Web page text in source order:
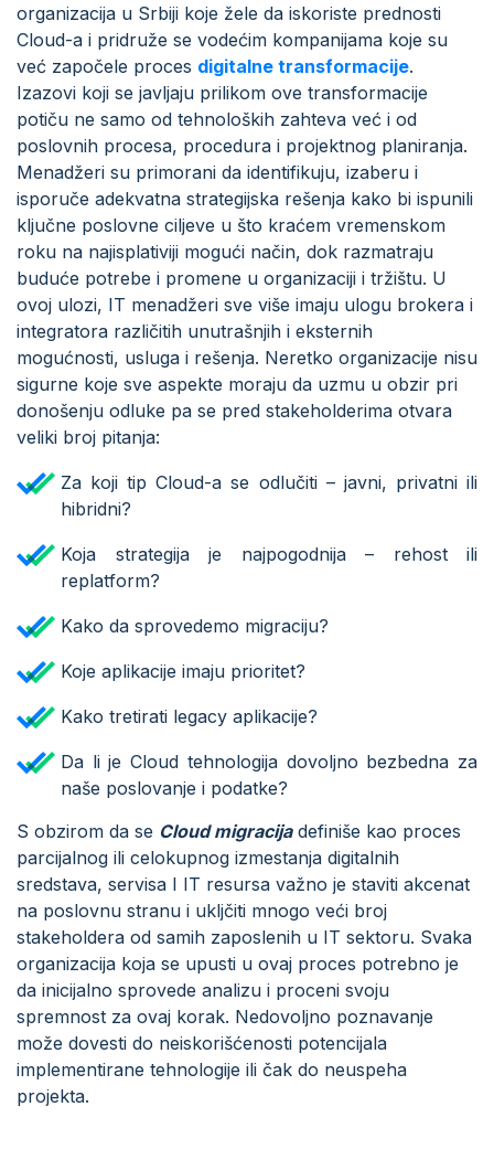
organizacija u Srbiji koje žele da iskoriste prednosti
Cloud-a i pridruže se vodećim kompanijama koje su
već započele proces digitalne transformacije.
Izazovi koji se javljaju prilikom ove transformacije
potiču ne samo od tehnoloških zahteva već i od
poslovnih procesa, procedura i projektnog planiranja.
Menadžeri su primorani da identifikuju, izaberu i
isporuče adekvatna strategijska rešenja kako bi ispunili
ključne poslovne ciljeve u što kraćem vremenskom
roku na najisplativiji mogući način, dok razmatraju
buduće potrebe i promene u organizaciji i tržištu. U
ovoj ulozi, IT menadžeri sve više imaju ulogu brokera i
integratora različitih unutrašnjih i eksternih
mogućnosti, usluga i rešenja. Neretko organizacije nisu
sigurne koje sve aspekte moraju da uzmu u obzir pri
donošenju odluke pa se pred stakeholderima otvara
veliki broj pitanja:
Za koji tip Cloud-a se odlučiti – javni, privatni ili
hibridni?
Koja strategija je najpogodnija – rehost ili
replatform?
Kako da sprovedemo migraciju?
Koje aplikacije imaju prioritet?
Kako tretirati legacy aplikacije?
Da li je Cloud tehnologija dovoljno bezbedna za
naše poslovanje i podatke?
S obzirom da se Cloud migracija definiše kao proces
parcijalnog ili celokupnog izmestanja digitalnih
sredstava, servisa I IT resursa važno je staviti akcenat
na poslovnu stranu i ukljčiti mnogo veći broj
stakeholdera od samih zaposlenih u IT sektoru. Svaka
organizacija koja se upusti u ovaj proces potrebno je
da inicijalno sprovede analizu i proceni svoju
spremnost za ovaj korak. Nedovoljno poznavanje
može dovesti do neiskorišćenosti potencijala
implementirane tehnologije ili čak do neuspeha
projekta.